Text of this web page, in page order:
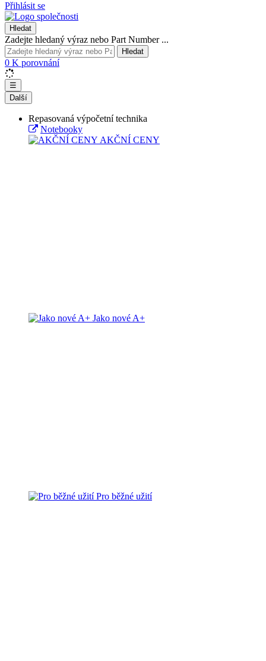
Přihlásit se
Hledat
Zadejte hledaný výraz nebo Part Number ...
Hledat
0 K porovnání
☰
Další
Repasovaná výpočetní technika
Notebooky
AKČNÍ CENY
Jako nové A+
Pro běžné užití